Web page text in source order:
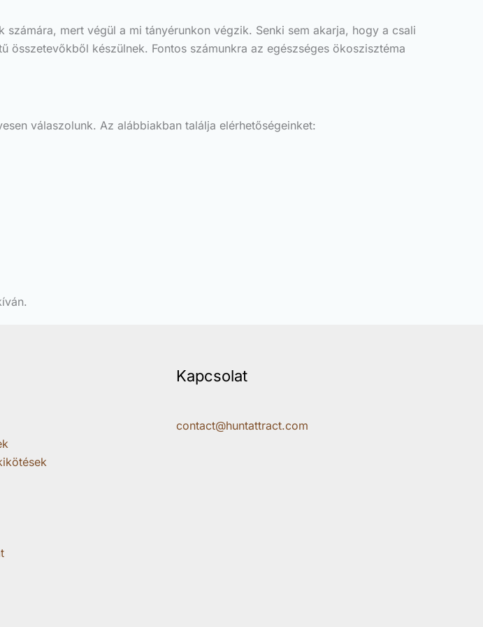
mert végül a mi tányérunkon végzik. Senki sem akarja, hogy a csali
készülnek. Fontos számunkra az egészséges ökoszisztéma
válaszolunk. Az alábbiakban találja elérhetőségeinket:
Kapcsolat
contact@huntattract.com